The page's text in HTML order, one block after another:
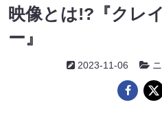
映像とは!?『クレ
ー』
2023-11-06